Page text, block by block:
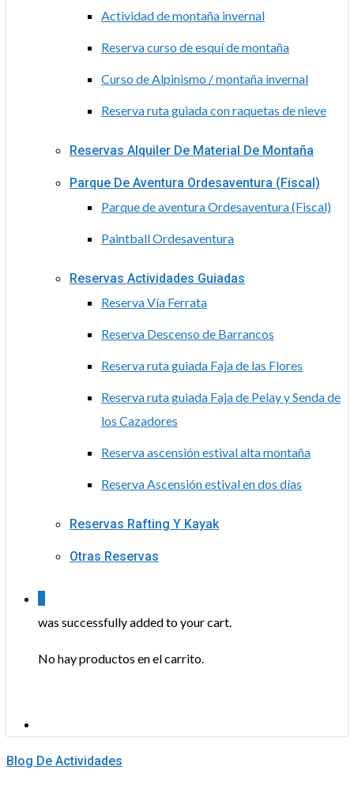
Actividad de montaña invernal
Reserva curso de esquí de montaña
Curso de Alpinismo / montaña invernal
Reserva ruta guiada con raquetas de nieve
Reservas Alquiler De Material De Montaña
Parque De Aventura Ordesaventura (Fiscal)
Parque de aventura Ordesaventura (Fiscal)
Paintball Ordesaventura
Reservas Actividades Guiadas
Reserva Vía Ferrata
Reserva Descenso de Barrancos
Reserva ruta guiada Faja de las Flores
Reserva ruta guiada Faja de Pelay y Senda de
los Cazadores
Reserva ascensión estival alta montaña
Reserva Ascensión estival en dos días
Reservas Rafting Y Kayak
Otras Reservas
was successfully added to your cart.
No hay productos en el carrito.
Blog De Actividades